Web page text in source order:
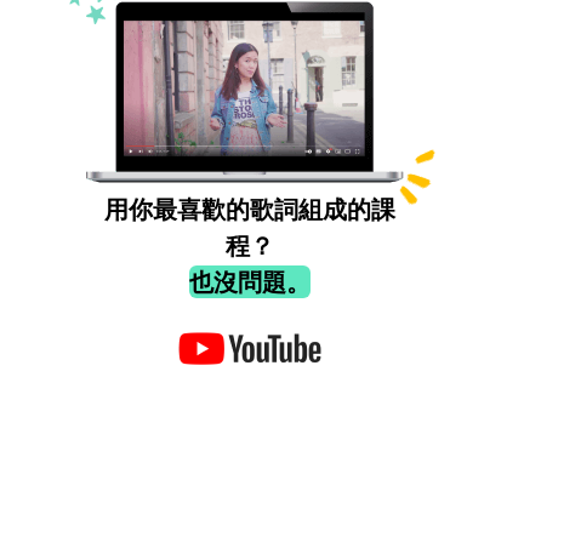
用你最喜歡的歌詞組成的課
程？
也沒問題。